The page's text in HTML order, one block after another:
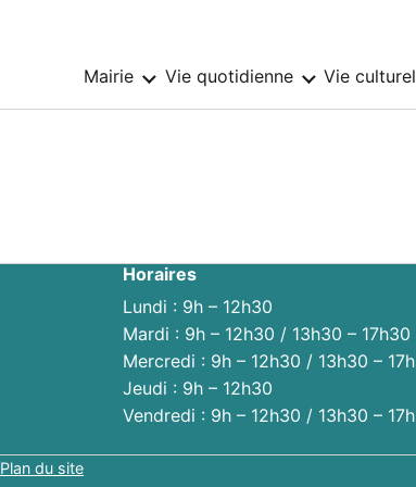
Mairie Sous-
:
Vie quotidienne Sous-
:
Vie
Horaires
Lundi : 9h – 12h30
Mardi : 9h – 12h30 / 13h30 – 17h30
Mercredi : 9h – 12h30 / 13h30 –
Jeudi : 9h – 12h30
Vendredi : 9h – 12h30 / 13h30 –
Plan du site